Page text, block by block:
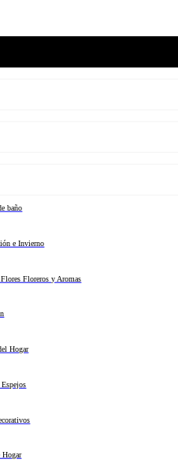
baño
e Invierno
Floreros y Aromas
Hogar
Hogar